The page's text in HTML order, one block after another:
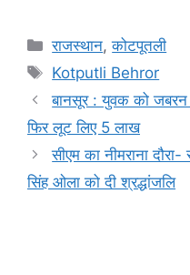
c
e
b
o
o
k
at
s
A
p
p
e
g
er
Categories
राजस्थान,कोटपूतली
Tags
Kotputli Behror
बानसूर : युवक को जबरन
फिर लूट लिए 5 लाख
सीएम का नीमराना
सिंह ओला को दी श्रद्धांजलि